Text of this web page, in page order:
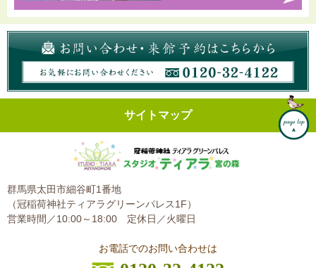
サイトマップ
群馬県太田市細谷町1番地
（冠稲荷神社ティアラグリーンパレス1F）
営業時間／10:00～18:00 定休日／火曜日
お電話でのお問い合わせは